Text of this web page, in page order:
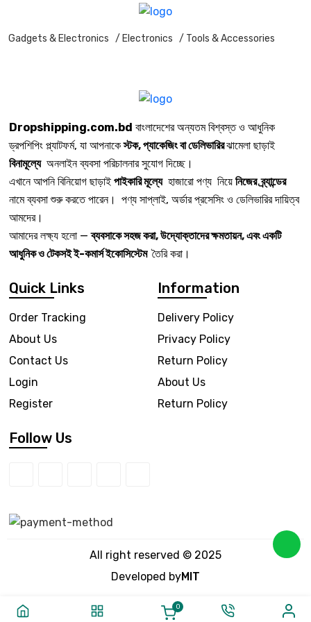
Gadgets & Electronics / Electronics / Tools & Accessories
Dropshipping.com.bd বাংলাদেশের অন্যতম বিশ্বস্ত ও আধুনিক
ড্রপশিপিং প্ল্যাটফর্ম, যা আপনাকেস্টক, প্যাকেজিং বা ডেলিভারিরঝামেলা ছাড়াই
বিনামূল্যেঅনলাইন ব্যবসা পরিচালনার সুযোগ দিচ্ছে।
এখানে আপনি বিনিয়োগ ছাড়াই পাইকারি মূল্যেহাজারো পণ্য নিয়ে নিজের ব্র্যান্ডের
নামে ব্যবসা শুরু করতে পারেন। পণ্য সাপ্লাই, অর্ডার প্রসেসিং ও ডেলিভারির দায়িত্ব
আমদের।
আমাদের লক্ষ্য হলো —ব্যবসাকে সহজ করা, উদ্যোক্তাদের ক্ষমতায়ন, এবং একটি
আধুনিক ও টেকসই ই-কমার্স ইকোসিস্টেম তৈরি করা।
Quick Links
Order Tracking
About Us
Contact Us
Login
Register
Information
Delivery Policy
Privacy Policy
Return Policy
About Us
Return Policy
Follow Us
All right reserved © 2025
Developed byMIT
0